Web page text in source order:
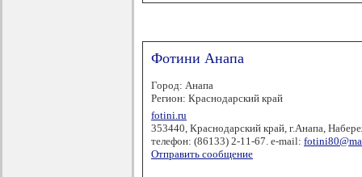
Фотини Анапа
Город: Анапа
Регион: Краснодарский край
fotini.ru
353440, Краснодарский край, г.Анапа,
телефон: (86133) 2-11-67. e-mail:
Отправить сообщение